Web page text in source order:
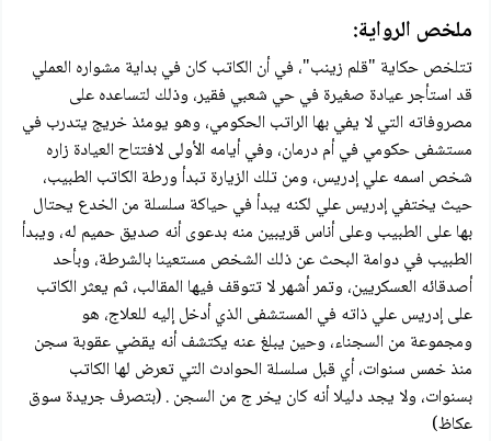
ملخص الرواية:
تتلخص حكاية "قلم زينب"، في أن الكاتب كان في بداية مشواره العملي
قد استأجر عيادة صغيرة في حي شعبي فقير، وذلك لتساعده على
مصروفاته التي لا يفي بها الراتب الحكومي، وهو يومئذ خريج يتدرب في
مستشفى حكومي في أم درمان، وفي أيامه الأولى لافتتاح العيادة زاره
شخص اسمه علي إدريس، ومن تلك الزيارة تبدأ ورطة الكاتب الطبيب،
حيث يختفي إدريس علي لكنه يبدأ في حياكة سلسلة من الخدع يحتال
بها على الطبيب وعلى أناس قريبين منه بدعوى أنه صديق حميم له، ويبدأ
الطبيب في دوامة البحث عن ذلك الشخص مستعينا بالشرطة، وبأحد
أصدقائه العسكريين، وتمر أشهر لا تتوقف فيها المقالب، ثم يعثر الكاتب
على إدريس علي ذاته في المستشفى الذي أدخل إليه للعلاج، هو
ومجموعة من السجناء، وحين يبلغ عنه يكتشف أنه يقضي عقوبة سجن
منذ خمس سنوات، أي قبل سلسلة الحوادث التي تعرض لها الكاتب
بسنوات، ولا يجد دليلا أنه كان يخر ج من السجن . (بتصرف جريدة سوق
عكاظ)